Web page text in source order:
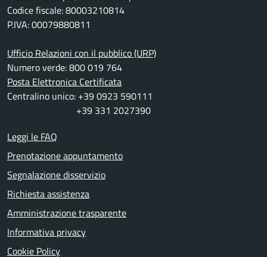
Codice fiscale: 80003210814
P.IVA: 00079880811
Ufficio Relazioni con il pubblico (URP)
Numero verde: 800 019 764
Posta Elettronica Certificata
Centralino unico: +39 0923 590111
+39 331 2027390
Leggi le FAQ
Prenotazione appuntamento
Segnalazione disservizio
Richiesta assistenza
Amministrazione trasparente
Informativa privacy
Cookie Policy